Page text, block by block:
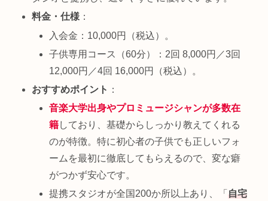
料金・仕様 ：
入会金：10,000円（税込）。
子供専用コース（60分）：2回 8,000円／3回
12,000円／4回 16,000円（税込）。
おすすめポイント ：
音楽大学出身やプロミュージシャンが多数在
籍しており、基礎からしっかり教えてくれる
のが特徴。特に初心者の子供でも正しいフォ
ームを最初に徹底してもらえるので、変な癖
がつかず安心です。
提携スタジオが全国200か所以上あり、「自宅